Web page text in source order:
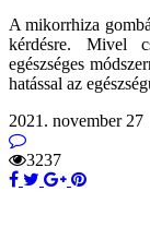
A mikorrhiza
kérdésre. Mivel
egészséges
hatással az
2021. november 27
3237